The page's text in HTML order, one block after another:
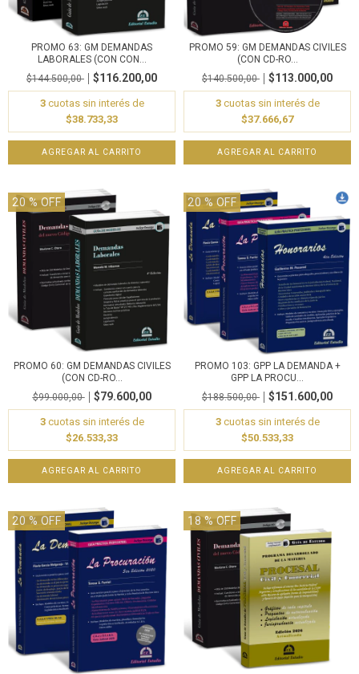
PROMO 63: GM DEMANDAS
LABORALES (CON CON...
$144.500,00
$116.200,00
3cuotas sin interés de
$38.733,33
PROMO 59: GM DEMANDAS CIVILES
(CON CD-RO...
$140.500,00
$113.000,00
3cuotas sin interés de
$37.666,67
20 % OFF
PROMO 60: GM DEMANDAS CIVILES
(CON CD-RO...
$99.000,00
$79.600,00
3cuotas sin interés de
$26.533,33
20 % OFF
PROMO 103: GPP LA DEMANDA +
GPP LA PROCU...
$188.500,00
$151.600,00
3cuotas sin interés de
$50.533,33
20 % OFF 18% OFF